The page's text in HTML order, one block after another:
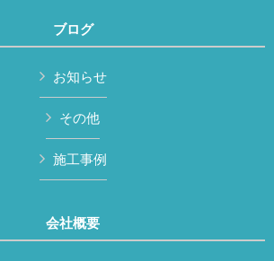
ブログ
お知らせ
その他
施工事例
会社概要